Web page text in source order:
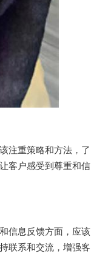
注重策略和方法，了
客户感受到尊重和信
信息反馈方面，应该
联系和交流，增强客